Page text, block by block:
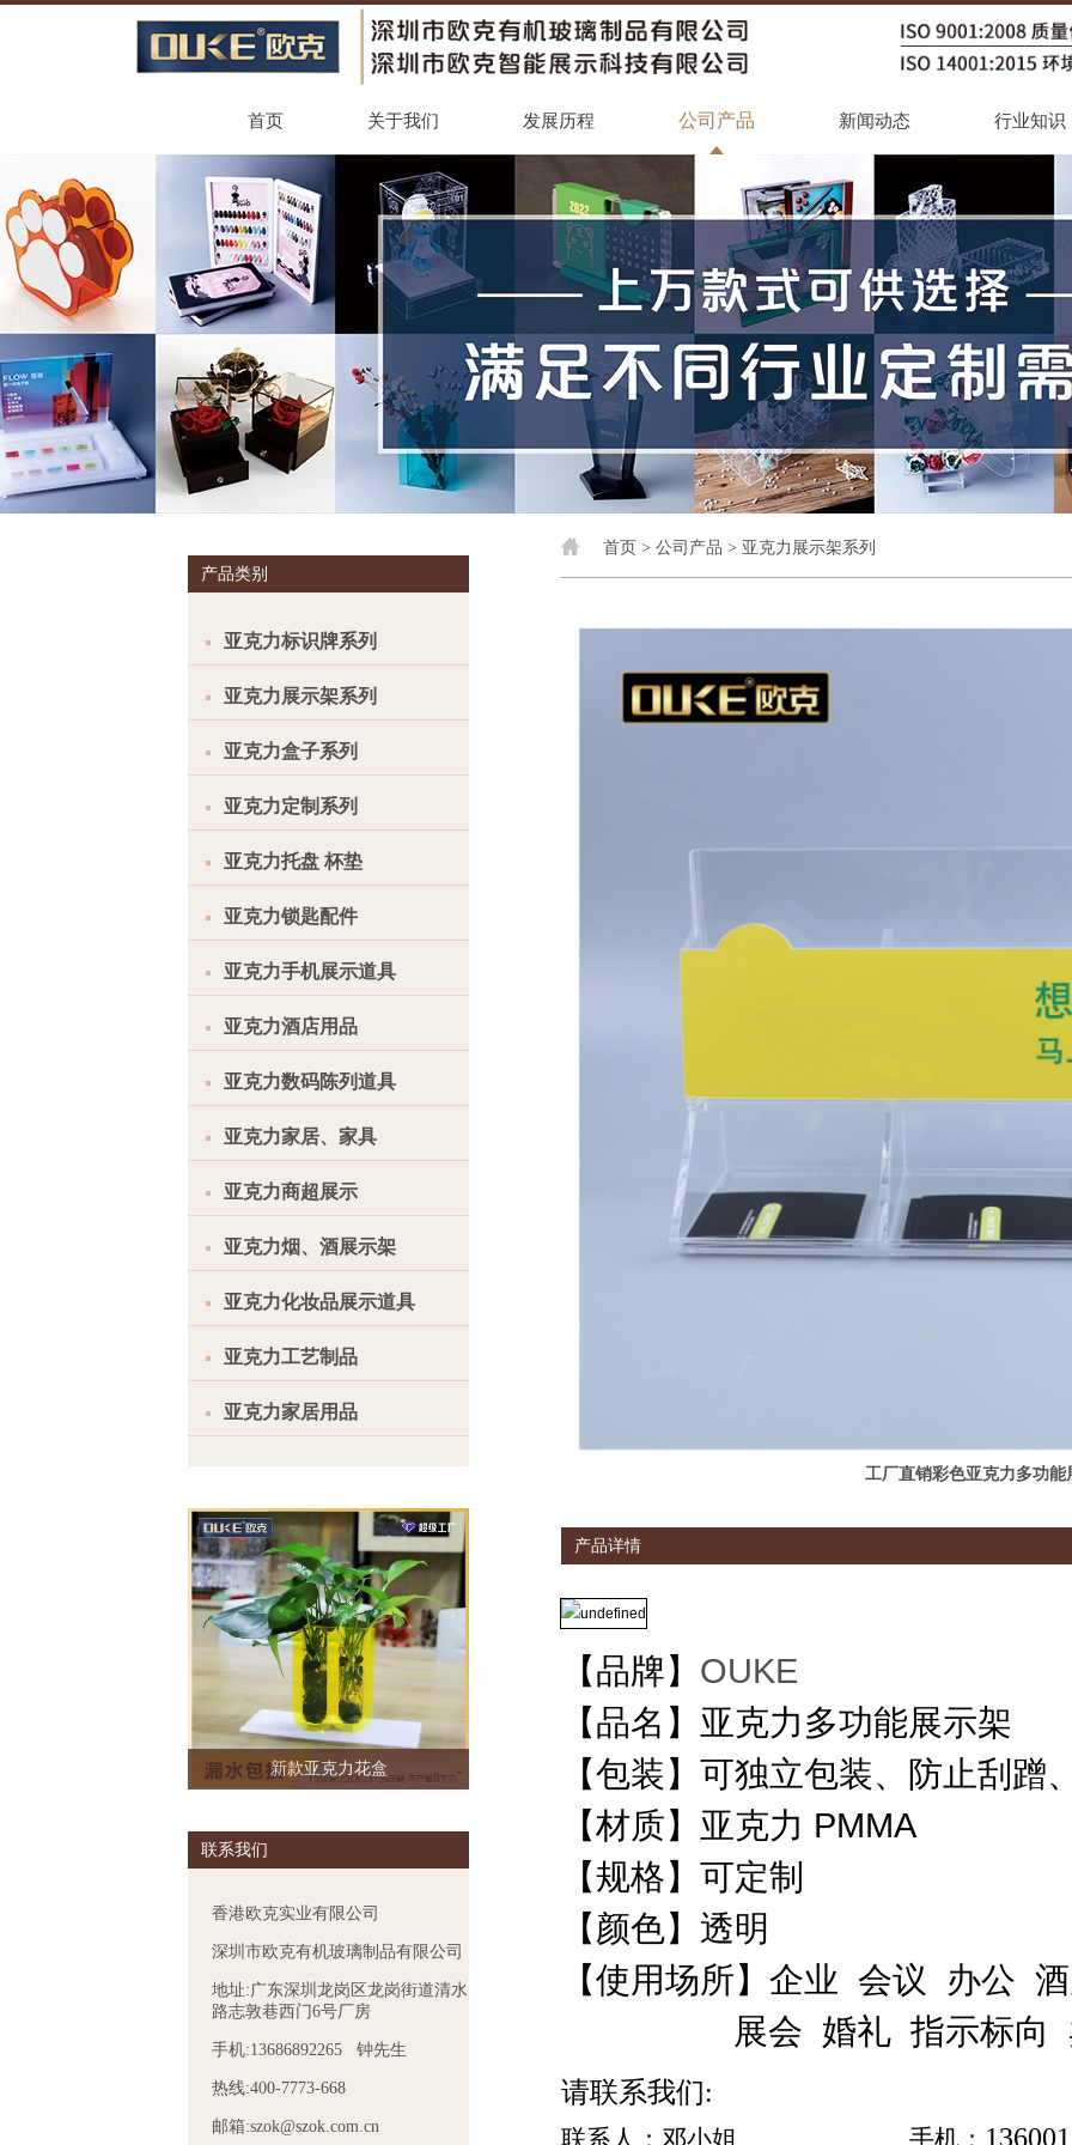
首页 关于我们 发展历程 公司产品 新闻动态 行业知识
产品类别
亚克力标识牌系列
亚克力展示架系列
亚克力盒子系列
亚克力定制系列
亚克力托盘 杯垫
亚克力锁匙配件
亚克力手机展示道具
亚克力酒店用品
亚克力数码陈列道具
亚克力家居、家具
亚克力商超展示
亚克力烟、酒展示架
亚克力化妆品展示道具
亚克力工艺制品
亚克力家居用品
新款亚克力花盒
联系我们
香港欧克实业有限公司
深圳市欧克有机玻璃制品有限公司
地址:广东深圳龙岗区龙岗街道清水
路志敦巷西门6号厂房
手机:13686892265 钟先生
热线:400-7773-668
邮箱:szok@szok.com.cn
首页 > 公司产品 > 亚克力展示架系列
工厂直销彩色亚克力多功能
产品详情
【品牌】 OUKE
【品名】亚克力多功能展示架
【包装】可独立包装、防止刮蹭
【材质】亚克力 PMMA
【规格】可定制
【颜色】透明
【使用场所】企业 会议 办公
展会 婚礼 指示标向
请联系我们:
联系人：邓小姐 手机：